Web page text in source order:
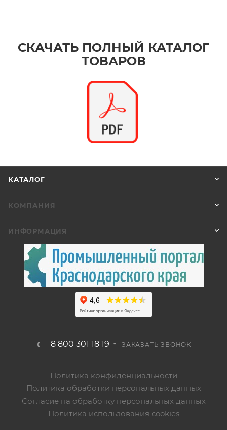
СКАЧАТЬ ПОЛНЫЙ КАТАЛОГ
ТОВАРОВ
КАТАЛОГ
КОМПАНИЯ
ИНФОРМАЦИЯ
8 800 301 18 19 ЗАКАЗАТЬ ЗВОНОК
Политика конфиденциальности
Политика обработки персональных данных
Согласие на обработку персональных данных
Политика использования cookies